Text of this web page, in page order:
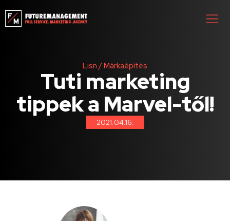
Lisn /Márkaépítés
Tuti marketing
tippek a Marvel-től!
2021.04.16.